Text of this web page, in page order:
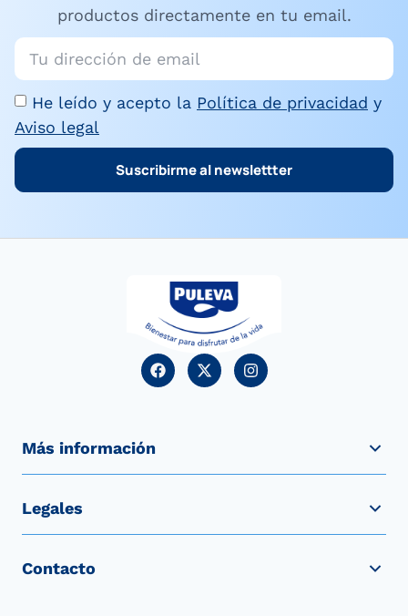
productos directamente en tu email.
He leído y acepto la Política de privacidad y
Aviso legal
Suscribirme al newslettter
Más información
Legales
Contacto